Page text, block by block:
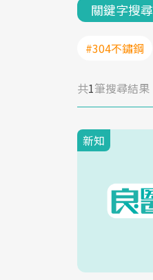
關鍵字搜尋
#304不鏽鋼
共1筆搜尋結果
新知